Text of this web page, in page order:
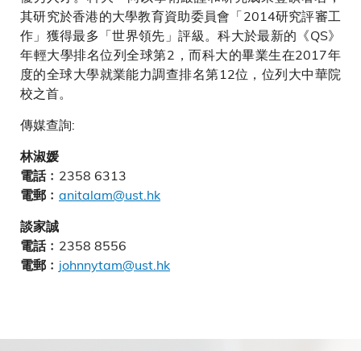
其研究於香港的大學教育資助委員會「2014研究評審工
作」獲得最多「世界領先」評級。科大於最新的《QS》
年輕大學排名位列全球第2，而科大的畢業生在2017年
度的全球大學就業能力調查排名第12位，位列大中華院
校之首。
傳媒查詢:
林淑媛
電話﹕ 2358 6313
電郵﹕ anitalam@ust.hk
談家誠
電話﹕ 2358 8556
電郵﹕ johnnytam@ust.hk